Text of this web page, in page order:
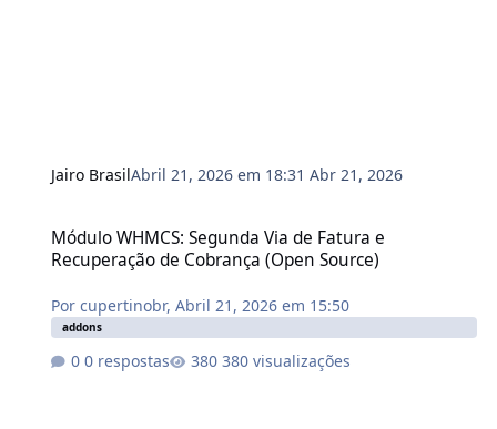
Jairo BrasilAbril 21, 2026 em 18:31Abr 21, 2026
Módulo WHMCS: Segunda Via de Fatura e
Recuperação de Cobrança (Open Source)
Porcupertinobr,Abril 21, 2026 em 15:50
addons
0 respostas 380 visualizações